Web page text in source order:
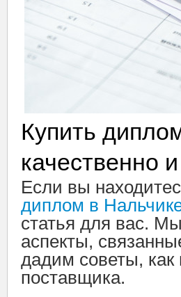
Купить
качественно
Если вы
диплом в
статья для вас.
аспекты,
дадим советы, как
поставщика.